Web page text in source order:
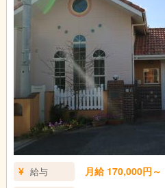
給与 月給 170,000円～